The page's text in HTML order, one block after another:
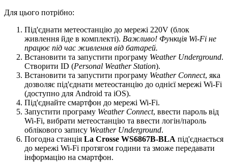
Для цього потрібно:
Під'єднати метеостанцію до мережі 220V (блок
живлення йде в комплекті). Важливо! Функція Wi-Fi не
працює під час живлення від батарей.
Встановити та запустити програму Weather Underground.
Створити ID (Personal Weather Station).
Встановити та запустити програму Weather Connect, яка
дозволяє під'єднати метеостанцію до однієї мережі Wi-Fi
(доступно для Android та iOS).
Під'єднайте смартфон до мережі Wi-Fi.
Запустити програму Weather Connect, ввести пароль від
Wi-Fi, вибрати метеостанцію та ввести логін/пароль
облікового запису Weather Underground.
Погодна станція La Crosse WS6867B-BLA під'єднається
до мережі Wi-Fi протягом години та зможе передавати
інформацію на смартфон.